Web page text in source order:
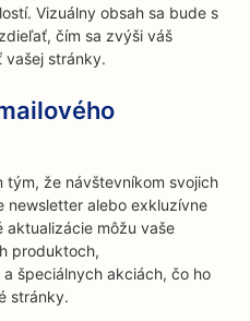
Vizuálny obsah sa bude s
čím sa zvýši váš
vašej stránky.
že návštevníkom svojich
newsletter alebo exkluzívne
aktualizácie môžu vaše
produktoch,
špeciálnych akciách, čo ho
stránky.